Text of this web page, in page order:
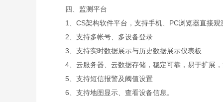
四、监测平台
1、CS架构软件平台，支持手机、PC浏览器直接观
2、支持多帐号、多设备登录
3、支持实时数据展示与历史数据展示仪表板
4、云服务器、云数据存储，稳定可靠，易于扩展，
5、支持短信报警及阈值设置
6、支持地图显示、查看设备信息。